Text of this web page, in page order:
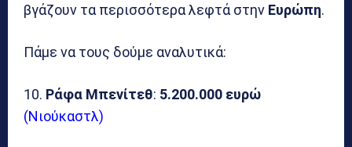
βγάζουν τα περισσότερα λεφτά στην Ευρώπη.
Πάμε να τους δούμε αναλυτικά:
10. Ράφα Μπενίτεθ: 5.200.000 ευρώ
(Νιούκαστλ)